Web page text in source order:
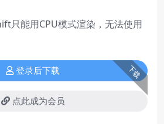
只能用CPU模式渲染，无法使用
下载
登录后下载
点此成为会员